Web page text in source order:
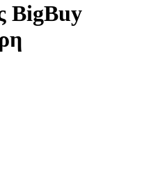
BigBuy